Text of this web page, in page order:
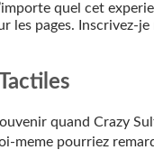
quel cet
pages.
quand Crazy
meme pourriez